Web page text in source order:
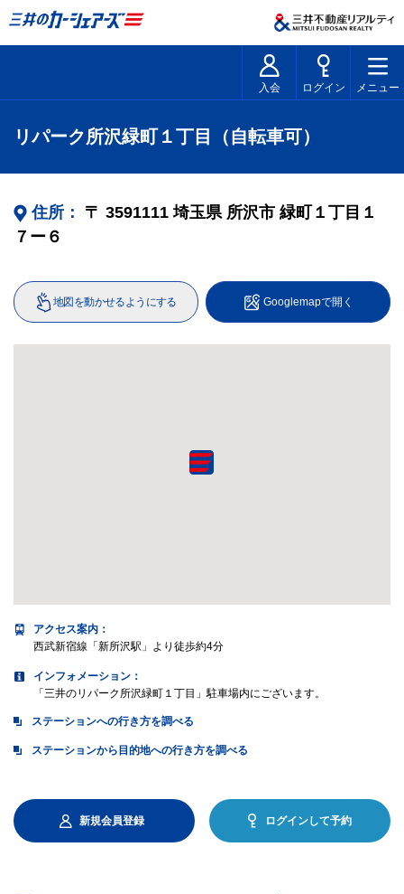
入会 ログイン メニュー
リパーク所沢緑町１丁目（自転車可）
住所： 〒 3591111 埼玉県 所沢市 緑町１丁目１
７ー６
地図を動かせるようにする Googlemapで開く
アクセス案内 ：
西武新宿線「新所沢駅」より徒歩約4分
インフォメーション：
「三井のリパーク所沢緑町１丁目」駐車場内にございます。
ステーションへの行き方を調べる
ステーションから目的地への行き方を調べる
新規会員登録 ログインして予約